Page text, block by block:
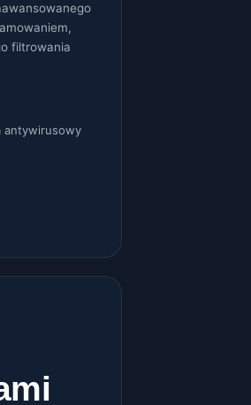
filtrowania
antywirusowy